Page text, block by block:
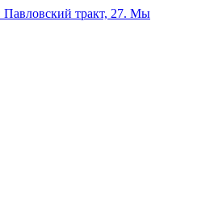
тракт, 27. Мы